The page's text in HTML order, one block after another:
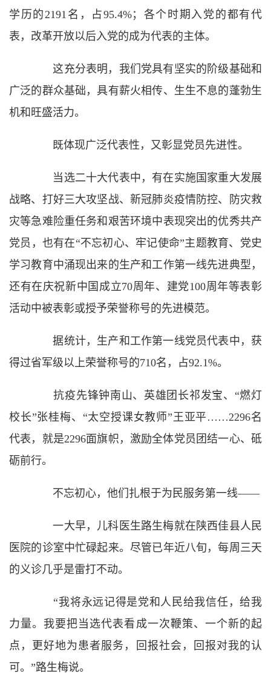
学历的2191名，占95.4%；各个时期入党的都有代
表，改革开放以后入党的成为代表的主体。
这充分表明，我们党具有坚实的阶级基础和
广泛的群众基础，具有薪火相传、生生不息的蓬勃生
机和旺盛活力。
既体现广泛代表性，又彰显党员先进性。
当选二十大代表中，有在实施国家重大发展
战略、打好三大攻坚战、新冠肺炎疫情防控、防灾救
灾等急难险重任务和艰苦环境中表现突出的优秀共产
党员，也有在“不忘初心、牢记使命”主题教育、党史
学习教育中涌现出来的生产和工作第一线先进典型，
还有在庆祝新中国成立70周年、建党100周年等表彰
活动中被表彰或授予荣誉称号的先进模范。
据统计，生产和工作第一线党员代表中，获
得过省军级以上荣誉称号的710名，占92.1%。
抗疫先锋钟南山、英雄团长祁发宝、“燃灯
校长”张桂梅、“太空授课女教师”王亚平……2296名
代表，就是2296面旗帜，激励全体党员团结一心、砥
砺前行。
不忘初心，他们扎根于为民服务第一线——
一大早，儿科医生路生梅就在陕西佳县人民
医院的诊室中忙碌起来。尽管已年近八旬，每周三天
的义诊几乎是雷打不动。
“我将永远记得是党和人民给我信任，给我
力量。我要把当选代表看成一次鞭策、一个新的起
点，更好地为患者服务，回报社会，回报对我的认
可。”路生梅说。